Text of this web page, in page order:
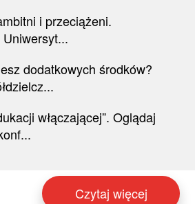
i przeciążeni.
dodatkowych środków?
włączającej”. Oglądaj
Czytaj więcej